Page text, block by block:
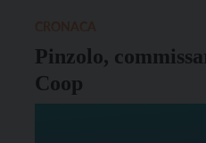
Pinzolo,
Coop